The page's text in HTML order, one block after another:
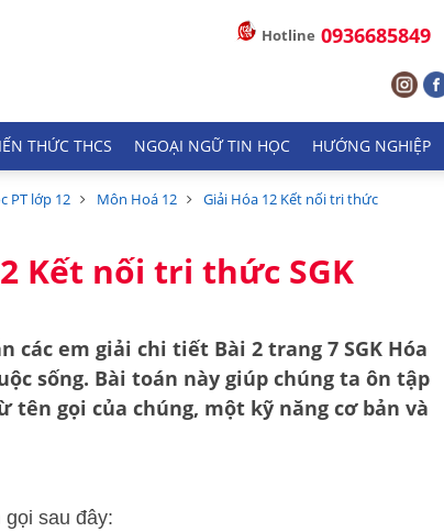
Hotline 0936685849
THỨC THCS NGOẠI NGỮ TIN HỌC HƯỚNG NGHIỆP
PT lớp 12 Môn Hoá 12
Giải Hóa 12 Kết nối tri thức
Kết nối tri thức SGK
các em giải chi tiết Bài 2 trang 7 SGK Hóa
sống. Bài toán này giúp chúng ta ôn tập
tên gọi của chúng, một kỹ năng cơ bản và
sau đây: